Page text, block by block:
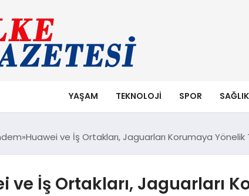
YAŞAM TEKNOLOJI SPOR SAĞLIK
Huawei ve İş Ortakları, Jaguarları Korumaya
ve İş Ortakları, Jaguarları